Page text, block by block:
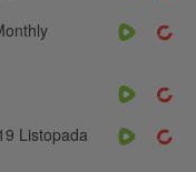
Listopada